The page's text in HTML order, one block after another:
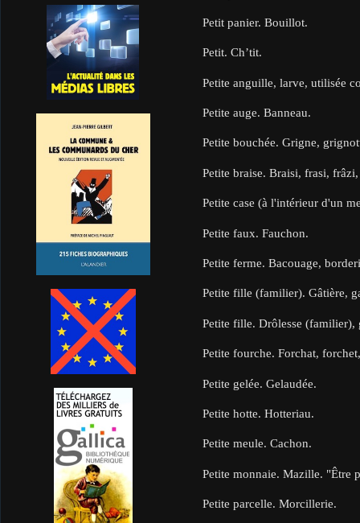
Petit panier. Bouillot.
Petit. Ch’tit.
Petite anguille, larve, utilisée
Petite auge. Banneau.
Petite bouchée. Grigne,
Petite braise. Braisi, frasi,
Petite case (à l'intérieur d'un
Petite faux. Fauchon.
Petite ferme. Bacouage,
Petite fille (familier). Gâtière,
Petite fille. Drôlesse (familier),
Petite fourche. Forchat,
Petite gelée. Gelaudée.
Petite hotte. Hotteriau.
Petite meule. Cachon.
Petite monnaie. Mazille. "Être
Petite parcelle. Morcillerie.